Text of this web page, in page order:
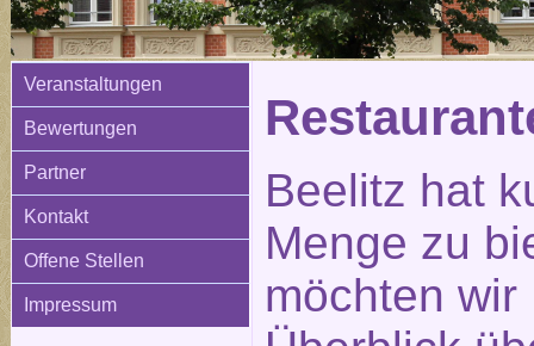
Veranstaltungen
Bewertungen
Partner
Kontakt
Offene Stellen
Impressum
Beelitz hat
Menge zu
möchten